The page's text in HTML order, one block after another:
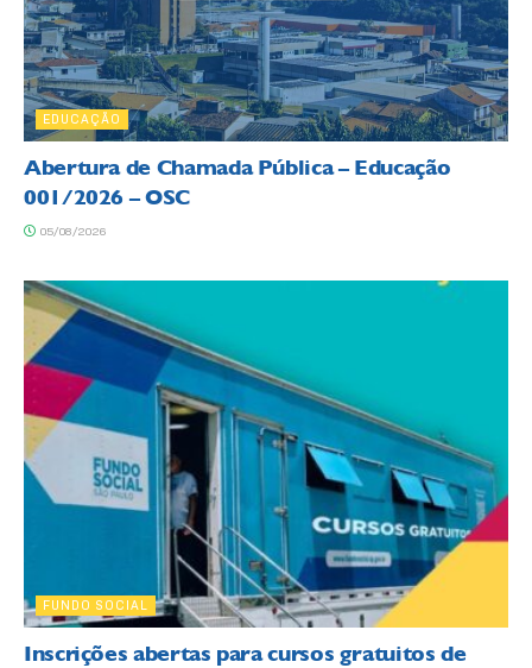
EDUCAÇÃO
Abertura de Chamada Pública – Educação
001/2026 – OSC
05/08/2026
FUNDO SOCIAL
Inscrições abertas para cursos gratuitos de